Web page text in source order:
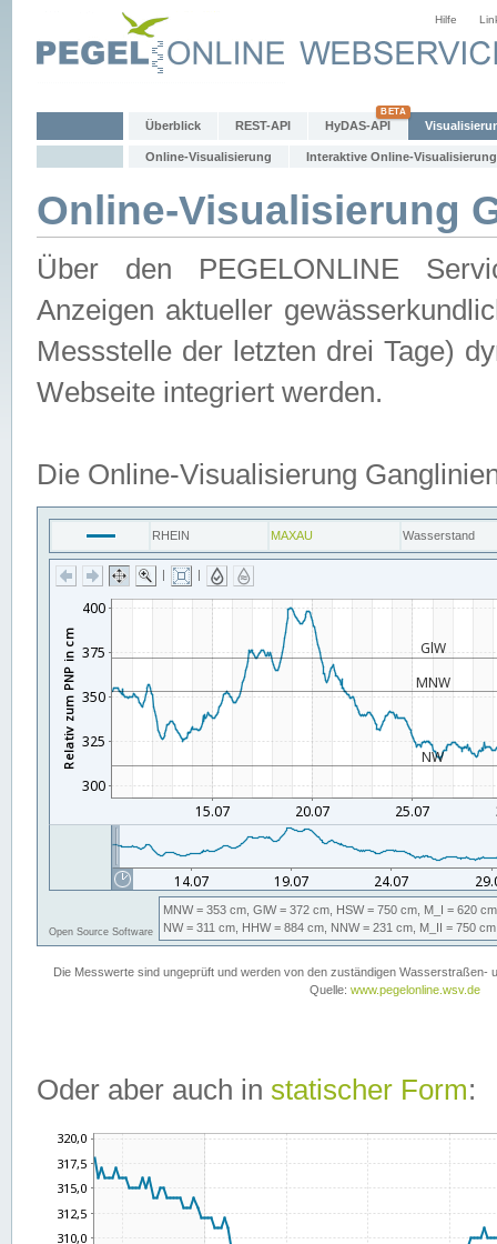
Hilfe
Überblick REST-API HyDAS-API
Online-Visualisierung Interaktive Online-Visualisierung
Online-Visualisierung
Über den PEGELONLINE
Anzeigen aktueller
Messstelle der letzten drei Tage)
Webseite integriert werden.
Die Online-Visualisierung
Oder aber auch in statischer Form: